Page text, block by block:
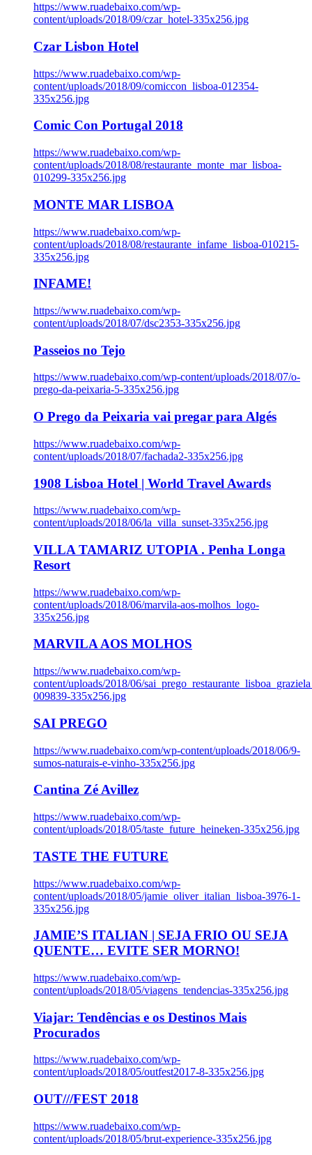
https://www.ruadebaixo.com/wp-
content/uploads/2018/09/czar_hotel-335x256.jpg
Czar Lisbon Hotel
https://www.ruadebaixo.com/wp-
content/uploads/2018/09/comiccon_lisboa-012354-
335x256.jpg
Comic Con Portugal 2018
https://www.ruadebaixo.com/wp-
content/uploads/2018/08/restaurante_monte_mar_lisboa-
010299-335x256.jpg
MONTE MAR LISBOA
https://www.ruadebaixo.com/wp-
content/uploads/2018/08/restaurante_infame_lisboa-010215-
335x256.jpg
INFAME!
https://www.ruadebaixo.com/wp-
content/uploads/2018/07/dsc2353-335x256.jpg
Passeios no Tejo
https://www.ruadebaixo.com/wp-content/uploads/2018/07/o-
prego-da-peixaria-5-335x256.jpg
O Prego da Peixaria vai pregar para Algés
https://www.ruadebaixo.com/wp-
content/uploads/2018/07/fachada2-335x256.jpg
1908 Lisboa Hotel | World Travel Awards
https://www.ruadebaixo.com/wp-
content/uploads/2018/06/la_villa_sunset-335x256.jpg
VILLA TAMARIZ UTOPIA . Penha Longa
Resort
https://www.ruadebaixo.com/wp-
content/uploads/2018/06/marvila-aos-molhos_logo-
335x256.jpg
MARVILA AOS MOLHOS
https://www.ruadebaixo.com/wp-
content/uploads/2018/06/
009839-335x256.jpg
SAI PREGO
https://www.ruadebaixo.com/wp-content/uploads/2018/06/9-
sumos-naturais-e-vinho-335x256.jpg
Cantina Zé Avillez
https://www.ruadebaixo.com/wp-
content/uploads/2018/05/taste_future_heineken-335x256.jpg
TASTE THE FUTURE
https://www.ruadebaixo.com/wp-
content/uploads/2018/05/jamie_oliver_italian_lisboa-3976-1-
335x256.jpg
JAMIE’S ITALIAN | SEJA FRIO OU SEJA
QUENTE… EVITE SER MORNO!
https://www.ruadebaixo.com/wp-
content/uploads/2018/05/viagens_tendencias-335x256.jpg
Viajar: Tendências e os Destinos Mais
Procurados
https://www.ruadebaixo.com/wp-
content/uploads/2018/05/outfest2017-8-335x256.jpg
OUT///FEST 2018
https://www.ruadebaixo.com/wp-
content/uploads/2018/05/brut-experience-335x256.jpg